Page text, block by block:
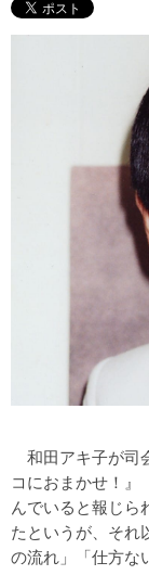
和田アキ子が司
コにおまかせ！』
んでいると報じら
たというが、それ
の流れ」「仕方な